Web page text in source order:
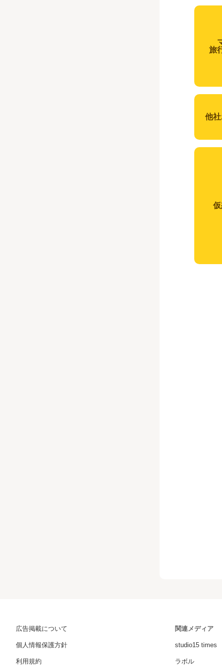
旅
他
広告掲載について
個人情報保護方針
利用規約
関連メディア
studio15 times
ラボル